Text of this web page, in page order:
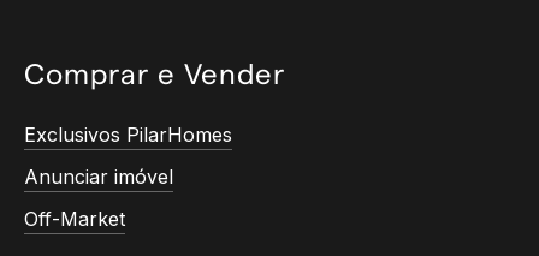
Comprar e Vender
Exclusivos PilarHomes
Anunciar imóvel
Off-Market